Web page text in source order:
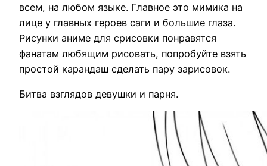
всем, на любом языке. Главное это мимика на
лице у главных героев саги и большие глаза.
Рисунки аниме для срисовки понравятся
фанатам любящим рисовать, попробуйте взять
простой карандаш сделать пару зарисовок.
Битва взглядов девушки и парня.